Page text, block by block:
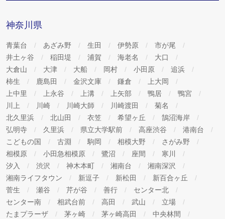
神奈川県
青葉台 あざみ野 生田 伊勢原
市が尾
井土ヶ谷
稲田堤 浦賀 海老名
大口
大倉山
大津 大船 岡村 小田原
追浜
柿生
鹿島田 金沢文庫 鎌倉
上大岡
上中里
上永谷 上溝 上矢部 鴨居
鴨宮
川上
川崎 川崎大師 川崎渡田
菊名
北久里浜
北山田 衣笠 希望ヶ丘
鵠沼海岸
弘明寺
久里浜 県立大学駅前 高座渋谷
港南台
こどもの国
古淵 駒岡 相模大野
さがみ野
相模原
小田急相模原 鷺沼 座間
寒川
汐入
渋沢 神木本町 湘南台
湘南深沢
湘南ライフタウン
新逗子 新松田
新百合ヶ丘
菅生
瀬谷 芹が谷 善行
センター北
センター南
相武台前 高田 武山
立場
たまプラーザ
茅ヶ崎 茅ヶ崎高田
中央林間